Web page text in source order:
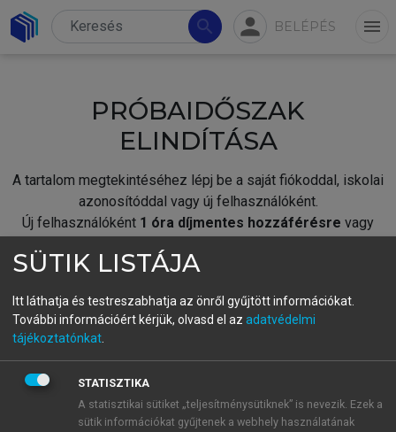
search person BELÉPÉS menu
PRÓBAIDŐSZAK
ELINDÍTÁSA
A tartalom megtekintéséhez lépj be a saját fiókoddal, iskolai
azonosítóddal vagy új felhasználóként.
Új felhasználóként 1 óra díjmentes hozzáférésre vagy
fiókoddal,vagy hozz létre új fiókot.
A regisztráció után apróbaidőszakautomatikusan
BELÉPÉS SAJÁT FIÓKKAL
SÜTIK LISTÁJA
Itt láthatja és testreszabhatja az önről gyűjtött információkat.
További információért kérjük, olvasd el az adatvédelmi
tájékoztatónkat
STATISZTIKA
A statisztikai sütiket „teljesítménysütiknek” is nevezik. Ezek a
sütik információkat gyűjtenek a webhely használatának